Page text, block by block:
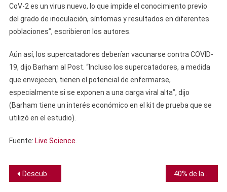
CoV-2 es un virus nuevo, lo que impide el conocimiento previo
del grado de inoculación, síntomas y resultados en diferentes
poblaciones”, escribieron los autores.
Aún así, los supercatadores deberían vacunarse contra COVID-
19, dijo Barham al Post. “Incluso los supercatadores, a medida
que envejecen, tienen el potencial de enfermarse,
especialmente si se exponen a una carga viral alta”, dijo
(Barham tiene un interés económico en el kit de prueba que se
utilizó en el estudio).
Fuente: Live Science
Navegación
Descubren dos tipos de células cerebrales en ratones